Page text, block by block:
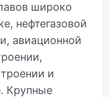
широко
нефтегазовой
авиационной
и
Крупные